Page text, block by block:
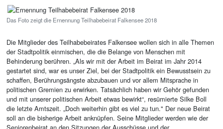
Das Foto zeigt die Ernennung Teilhabebeirat Falkensee 2018
Die Mitglieder des Teilhabebeirates Falkensee wollen sich in alle Themen
der Stadtpolitik einmischen, die die Belange von Menschen mit
Behinderung berühren. „Als wir mit der Arbeit im Beirat im Jahr 2014
gestartet sind, war es unser Ziel, bei der Stadtpolitik ein Bewusstsein zu
schaffen, Berührungsängste abzubauen und vor allem Mitsprache in
politischen Gremien zu erwirken. Tatsächlich haben wir Gehör gefunden
und mit unserer politischen Arbeit etwas bewirkt“, resümierte Silke Boll
die letzte Amtszeit. „Doch weiterhin gibt es viel zu tun." Der neue Beirat
soll an die bisherige Arbeit anknüpfen. Seine Mitglieder werden wie der